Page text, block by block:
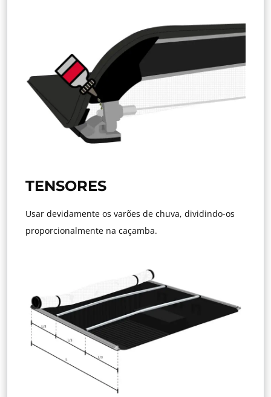
TENSORES
Usar devidamente os varões de chuva, dividindo-os
proporcionalmente na caçamba.